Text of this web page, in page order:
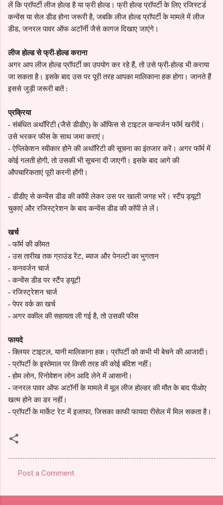
लें कि प्रॉपर्टी लीज होल्ड है या फ्री होल्ड। फ्री होल्ड प्रॉपर्टी के लिए रजिस्टर्ड
कन्वेंस या सेल डीड होना जरूरी है, जबकि लीज होल्ड प्रॉपर्टी के मामले में लीज
डीड, जनरल पावर ऑफ अटॉर्नी जैसे कागज दिखाए जाएंगे।
लीज होल्ड से फ्री-होल्ड कराना
अगर आप लीज होल्ड प्रॉपर्टी का उपयोग कर रहे हैं, तो उसे फ्री-होल्ड भी कराया
जा सकता है। इसके बाद उस पर पूरी तरह आपका मालिकाना हक होगा। जानते हैं
इससे जुड़ी जरूरी बातें :
प्रक्रिया
-संबंधित अथॉरिटी (जैसे डीडीए) के ऑफिस से टाइटल कन्वर्जन फॉर्म खरीदें।
उसे भरकर फीस के साथ जमा कराएं।
-ऐप्लिकेशन स्वीकार होने की अथॉरिटी की सूचना का इंतजार करें। अगर फॉर्म में
कोई गलती होगी, तो उसकी भी सूचना दी जाएगी। इसके बाद आगे की
औपचारिकताएं पूरी करनी होंगी।
-डीडीए से कन्वेंस डीड की कॉपी लेकर उस पर खाली जगह भरें। स्टैंप ड्यूटी
चुकाएं और रजिस्ट्रेशन के बाद कन्वेंस डीड की कॉपी ले लें।
खर्च
-फॉर्म की कीमत
-उस तारीख तक ग्राउंड रेंट, ब्याज और पेनल्टी का भुगतान
-कनवर्जन चार्ज
-कन्वेंस डीड पर स्टैंप ड्यूटी
-रजिस्ट्रेशन चार्ज
-पेपर वर्क का खर्च
- अगर वकील की सहायता ली गई है, तो उसकी फीस
फायदे
-क्लियर टाइटल, यानी मालिकाना हक। प्रॉपर्टी को कभी भी बेचने की आजादी।
-प्रॉपर्टी के इस्तेमाल पर किसी तरह की कोई बंदिश नहीं।
-होम लोन, रिनोवेशन लोन आदि लेने में आसानी।
-जनरल पावर ऑफ अटॉर्नी के मामले में मूल लीज होल्डर की मौत के बाद पीओए
खत्म होने का डर नहीं।
-प्रॉपर्टी के मार्केट रेट में इजाफा, जिसका काफी फायदा रीसेल में मिल सकता है।
o
Post a Comment